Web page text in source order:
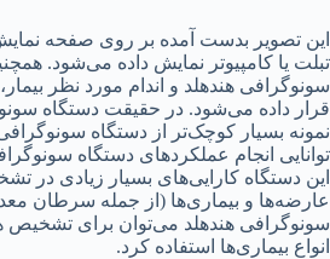
این تصویر بدست آمده بر روی صفحه
تبلت یا کامپیوتر نمایش داده می‌شود.
سونوگرافی هندهلد و اندام مورد نظر
قرار داده می‌شود. در حقیقت دستگاه
نمونه بسیار کوچک‌تر از دستگاه
توانایی انجام عملکردهای دستگاه
این دستگاه کارایی‌های بسیار زیادی در
عارضه‌ها و بیماری‌ها (از جمله سرطان
سونوگرافی هندهلد می‌توان برای تشخیص
انواع بیماری‌ها استفاده کرد.